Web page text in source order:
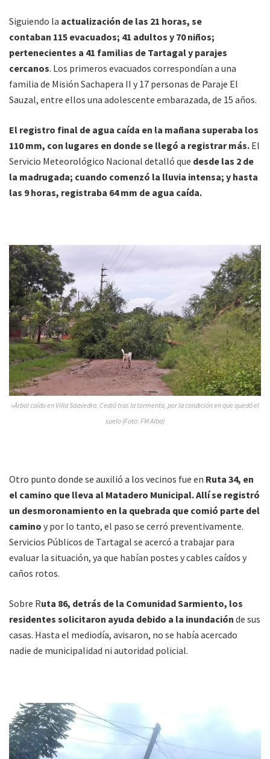
Siguiendo la actualización de las 21 horas, se
contaban 115 evacuados; 41 adultos y 70 niños;
pertenecientes a 41 familias de Tartagal y parajes
cercanos. Los primeros evacuados correspondían a una
familia de Misión Sachapera II y 17 personas de Paraje El
Sauzal, entre ellos una adolescente embarazada, de 15 años.
El registro final de agua caída en la mañana superaba los
110 mm, con lugares en donde se llegó a registrar más. El
Servicio Meteorológico Nacional detalló que desde las 2 de
la madrugada; cuando comenzó la lluvia intensa; y hasta
las 9 horas, registraba 64 mm de agua caída.
»Árbol caído en Villa Saavedra. Cedió tras la tormenta, por la condición en que quedó el
suelo (Foto: FM Alba)
Otro punto donde se auxilió a los vecinos fue en Ruta 34, en
el camino que lleva al Matadero Municipal. Allí se registró
un desmoronamiento en la quebrada que comió parte del
camino y por lo tanto, el paso se cerró preventivamente.
Servicios Públicos de Tartagal se acercó a trabajar para
evaluar la situación, ya que habían postes y cables caídos y
caños rotos.
Sobre Ruta 86, detrás de la Comunidad Sarmiento, los
residentes solicitaron ayuda debido a la inundación de sus
casas. Hasta el mediodía, avisaron, no se había acercado
nadie de municipalidad ni autoridad policial.